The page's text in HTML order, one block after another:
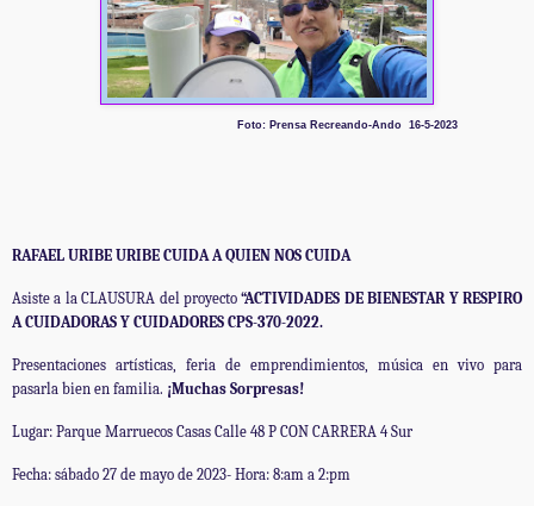
Foto: Prensa Recreando-Ando 16-5-2023
RAFAEL URIBE URIBE CUIDA A QUIEN NOS CUIDA
Asiste a la CLAUSURA del proyecto“ACTIVIDADES DE BIENESTAR Y RESPIRO
A CUIDADORAS Y CUIDADORES CPS-370-2022.
Presentaciones artísticas, feria de emprendimientos, música en vivo para
pasarla bien en familia. ¡Muchas Sorpresas!
Lugar: Parque Marruecos Casas Calle 48 P CON CARRERA 4 Sur
Fecha: sábado 27 de mayo de 2023- Hora: 8:am a 2:pm